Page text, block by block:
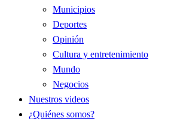
Municipios
Deportes
Opinión
Cultura y entretenimiento
Mundo
Negocios
Nuestros videos
¿Quiénes somos?